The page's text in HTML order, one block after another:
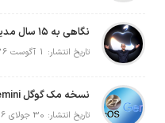
نگاهی به ۱۵ سال مدیریت تیم کوک در اپل
تاریخ انتشار: 1 آگوست 2026
تاریخ انتشار: 30 جولای 2026